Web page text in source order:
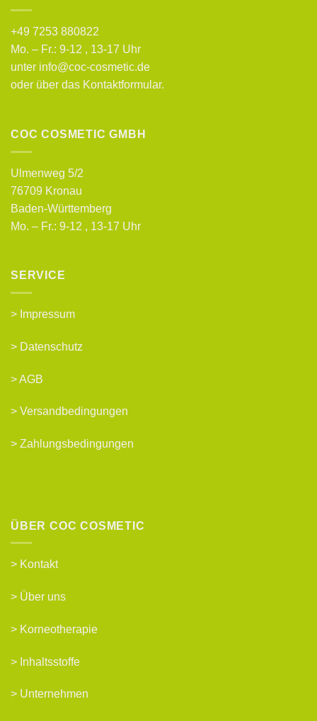
+49 7253 880822
Mo. – Fr.: 9-12 , 13-17 Uhr
unter info@coc-cosmetic.de
oder über das Kontaktformular.
COC COSMETIC GMBH
Ulmenweg 5/2
76709 Kronau
Baden-Württemberg
Mo. – Fr.: 9-12 , 13-17 Uhr
SERVICE
> Impressum
> Datenschutz
>AGB
> Versandbedingungen
> Zahlungsbedingungen
ÜBER COC COSMETIC
> Kontakt
> Über uns
> Korneotherapie
> Inhaltsstoffe
> Unternehmen